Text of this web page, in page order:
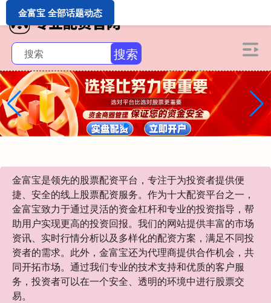
搜索
金富宝是领先的股票配资平台，专注于为投资者提供便
捷、安全的线上股票配资服务。作为十大配资平台之一，
金富宝致力于通过灵活的资金杠杆和专业的投资指导，帮
助用户实现更高的投资回报。我们的网站提供丰富的市场
资讯、实时行情分析以及多样化的配资方案，满足不同投
资者的需求。此外，金富宝还为代理商提供合作机会，共
同开拓市场。通过我们专业的技术支持和优质的客户服
务，投资者可以在一个安全、透明的环境中进行股票交
易。
金富宝 全部话题动态